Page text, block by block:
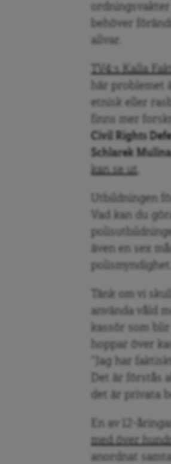
behöver
allvar.
TV4:s Kalla
här problemet
etnisk eller
finns mer
Civil Rights
Schlarek
kan se ut
Utbildningen
Vad kan du
även en sex
polismyndighet.
Tänk om vi
använda våld
kassör som
hoppar över
“Jag har
Det är förstås
det är privata
En av 12-
med över
anordnat